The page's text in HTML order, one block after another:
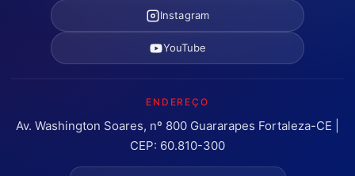
Instagram
YouTube
ENDEREÇO
Av. Washington Soares, nº 800 Guararapes Fortaleza-CE |
CEP: 60.810-300